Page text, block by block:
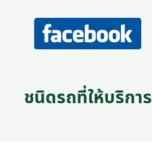
ชนิดรถที่ให้บริการ